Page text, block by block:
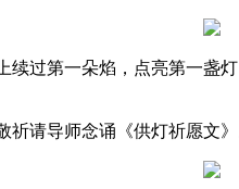
第一朵焰，点亮第一盏
请导师念诵《供灯祈愿文》